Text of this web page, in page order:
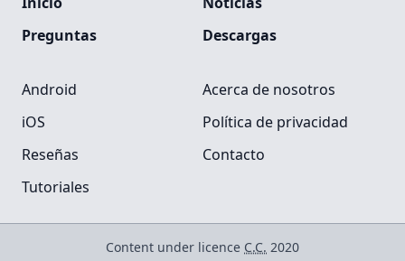
Preguntas
Descargas
Android
iOS
Reseñas
Tutoriales
Acerca de nosotros
Política de privacidad
Contacto
Content under licence C.C. 2020